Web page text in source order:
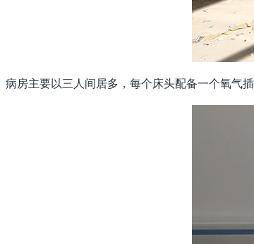
病房主要以三人间居多，每个床头配备一个氧气